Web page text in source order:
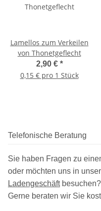
Lamellos zum Verkeilen
von Thonetgeflecht
2,90 € *
0,15 € pro 1 Stück
Telefonische Beratung
Sie haben Fragen zu
oder möchten uns in
Ladengeschäftbesuchen?
Gerne beraten wir Sie